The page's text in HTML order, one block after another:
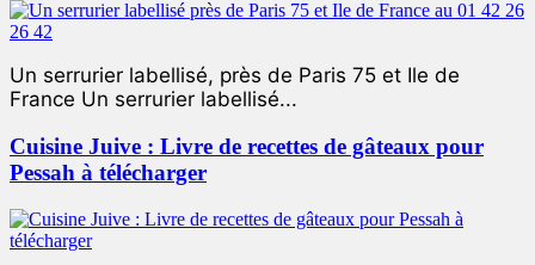
Un serrurier labellisé, près de Paris 75 et Ile de
France Un serrurier labellisé...
Cuisine Juive : Livre de recettes de gâteaux pour
Pessah à télécharger